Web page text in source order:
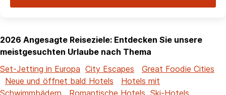
2026 Angesagte Reiseziele: Entdecken Sie unsere
meistgesuchten Urlaube nach Thema
Set-Jetting in Europa City Escapes
Great Foodie Cities
Neue und öffnet bald Hotels
Hotels mit
Schwimmbädern
Romantische Hotels Ski-Hotels